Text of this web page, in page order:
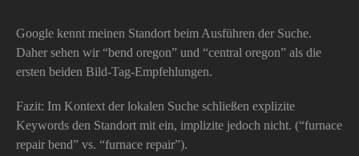
Google kennt meinen Standort beim Ausführen der Suche.
Daher sehen wir “bend oregon” und “central oregon” als die
ersten beiden Bild-Tag-Empfehlungen.
Fazit: Im Kontext der lokalen Suche schließen explizite
Keywords den Standort mit ein, implizite jedoch nicht. (“furnace
repair bend” vs. “furnace repair”).